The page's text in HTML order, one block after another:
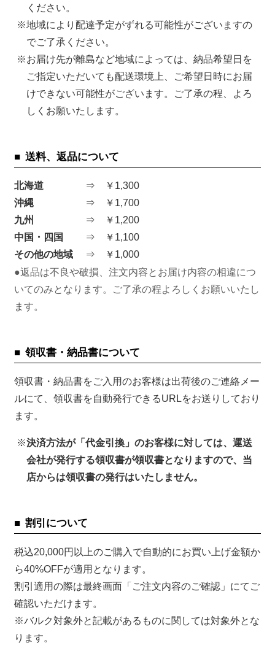
ください。
地域により配達予定がずれる可能性がございますの
でご了承ください。
お届け先が離島など地域によっては、納品希望日を
ご指定いただいても配送環境上、ご希望日時にお届
けできない可能性がございます。ご了承の程、よろ
しくお願いたします。
送料、返品について
北海道
￥1,300
沖縄
￥1,700
九州
￥1,200
中国・四国
￥1,100
その他の地域
￥1,000
●返品は不良や破損、注文内容とお届け内容の相違につ
いてのみとなります。ご了承の程よろしくお願いいたし
ます。
領収書・納品書について
領収書・納品書をご入用のお客様は出荷後のご連絡メー
ルにて、領収書を自動発行できるURLをお送りしており
ます。
決済方法が「代金引換」のお客様に対しては、運送
会社が発行する領収書が領収書となりますので、当
店からは領収書の発行はいたしません。
割引について
税込20,000円以上のご購入で自動的にお買い上げ金額か
ら40%OFFが適用となります。
割引適用の際は最終画面「ご注文内容のご確認」にてご
確認いただけます。
※バルク対象外と記載があるものに関しては対象外とな
ります。